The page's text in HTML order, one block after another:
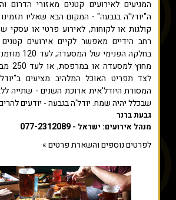
המגיעים לאירועים קטנים מאזורי הדרום
ה"יודל'ה בגבעה" - המקום הבא שאליו
קולגות או לקוחות, לאירוע פרטי או עסקי
בחלקה
מחוץ
לצד תפריט האוכל המלהיב מציעים
המסורת היודל'אית ארוכת השנים - שתייה
שבכלל יהיה שמח. יודל'ה בגבעה - יודעים
גבעת ברנר
מנהל אירועים: ישראל - 077-2312089
לפרטים נוספים והשארת פרטים »